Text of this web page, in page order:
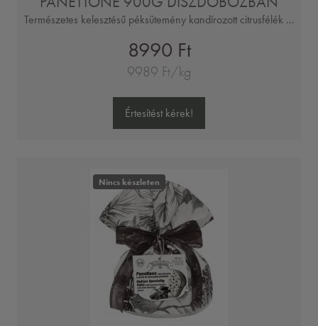
Természetes kelesztésű péksütemény kandírozott citrusfélék ...
8990 Ft
9989 Ft/kg
Értesítést kérek!
Nincs készleten